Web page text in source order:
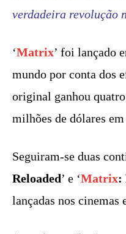
verdadeira revolução
‘Matrix’ foi lançado
mundo por conta dos
original ganhou
milhões de dólares
Seguiram-se duas
Reloaded’ e ‘Matrix:
lançadas nos cinemas